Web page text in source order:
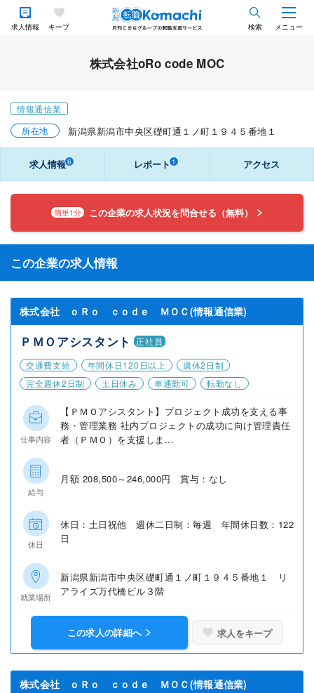
求人情報 キープ 検索 メニュー
株式会社oRo code MOC
情報通信業
所在地
新潟県新潟市中央区礎町通１ノ町１９４５番地１
求人情報6 レポート1 アクセス
簡単1分 この企業の求人状況を問合せる（無料）
この企業の求人情報
株式会社 ｏＲｏ ｃｏｄｅ ＭＯＣ(情報通信業)
ＰＭＯアシスタント
正社員
交通費支給
年間休日120日以上
週休2日制
完全週休2日制
土日休み 車通勤可 転勤なし
仕事内容
【ＰＭＯアシスタント】プロジェクト成功を支える事
務・管理業務 社内プロジェクトの成功に向け管理責任
者（ＰＭＯ）を支援しま...
給与
月額 208,500～246,000円 賞与：なし
休日
休日：土日祝他 週休二日制：毎週 年間休日数：122
日
就業場所
新潟県新潟市中央区礎町通１ノ町１９４５番地１ リ
アライズ万代橋ビル３階
この求人の詳細へ 求人をキープ
株式会社 ｏＲｏ ｃｏｄｅ ＭＯＣ(情報通信業)